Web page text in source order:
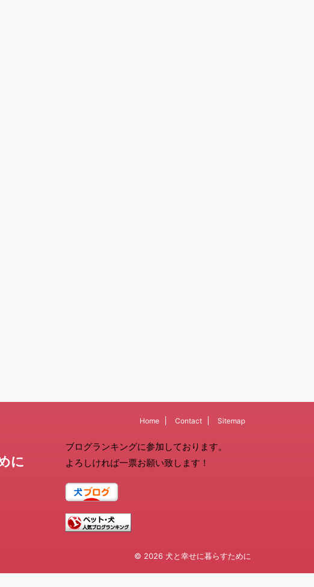
Home Contact Sitemap
ブログランキングに参加しております。
よろしければ一票お願い致します！
に
© 2026 犬と幸せに暮らすために